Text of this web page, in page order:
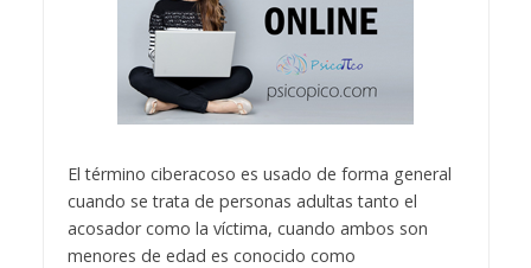
El término ciberacoso es usado de forma general
cuando se trata de personas adultas tanto el
acosador como la víctima, cuando ambos son
menores de edad es conocido como